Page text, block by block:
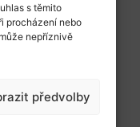
s těmito
procházení nebo
nepříznivě
předvolby